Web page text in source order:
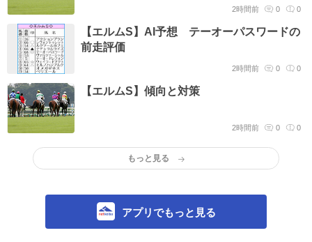
2時間前 0 0
【エルムS】AI予想 テーオーパスワードの
前走評価
2時間前 0 0
【エルムS】傾向と対策
2時間前 0 0
もっと見る
アプリでもっと見る